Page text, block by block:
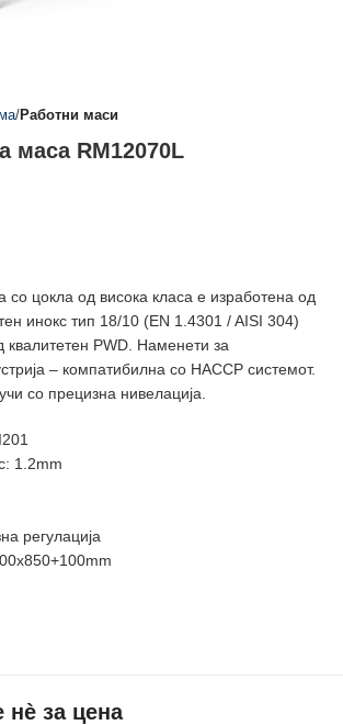
Работни маси
маса RM12070L
цокла од висока класа е изработенa од
инокс тип 18/10 (EN 1.4301 / AISI 304)
квалитетен PWD. Наменети за
– компатибилнa со HACCP системот.
со прецизна нивелација.
1.2mm
регулација
нè за цена